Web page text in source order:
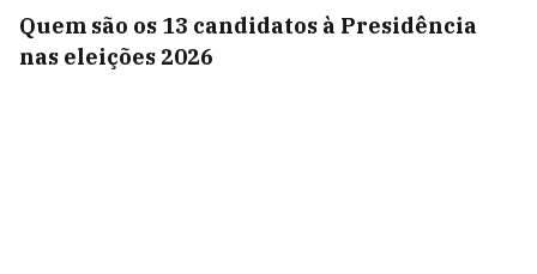
Quem são os 13 candidatos à Presidência
nas eleições 2026